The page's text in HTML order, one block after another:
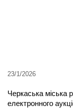
23/1/2026
Черкаська міська
електронного